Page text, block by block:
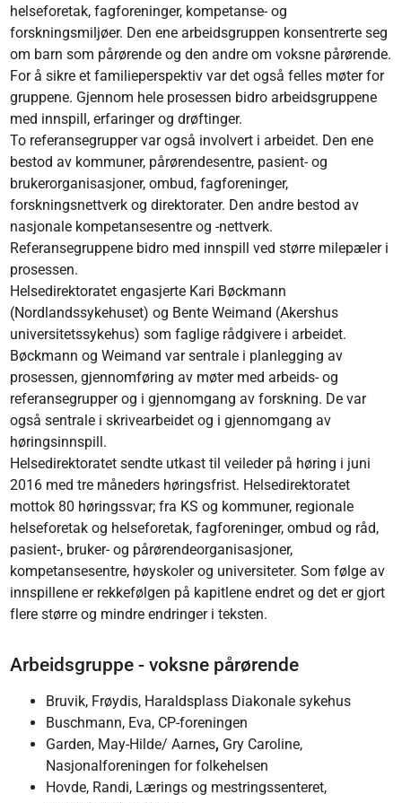
helseforetak, fagforeninger, kompetanse- og
forskningsmiljøer. Den ene arbeidsgruppen konsentrerte seg
om barn som pårørende og den andre om voksne pårørende.
For å sikre et familieperspektiv var det også felles møter for
gruppene. Gjennom hele prosessen bidro arbeidsgruppene
med innspill, erfaringer og drøftinger.
To referansegrupper var også involvert i arbeidet. Den ene
bestod av kommuner, pårørendesentre, pasient- og
brukerorganisasjoner, ombud, fagforeninger,
forskningsnettverk og direktorater. Den andre bestod av
nasjonale kompetansesentre og -nettverk.
Referansegruppene bidro med innspill ved større milepæler i
prosessen.
Helsedirektoratet engasjerte Kari Bøckmann
(Nordlandssykehuset) og Bente Weimand (Akershus
universitetssykehus) som faglige rådgivere i arbeidet.
Bøckmann og Weimand var sentrale i planlegging av
prosessen, gjennomføring av møter med arbeids- og
referansegrupper og i gjennomgang av forskning. De var
også sentrale i skrivearbeidet og i gjennomgang av
høringsinnspill.
Helsedirektoratet sendte utkast til veileder på høring i juni
2016 med tre måneders høringsfrist. Helsedirektoratet
mottok 80 høringssvar; fra KS og kommuner, regionale
helseforetak og helseforetak, fagforeninger, ombud og råd,
pasient-, bruker- og pårørendeorganisasjoner,
kompetansesentre, høyskoler og universiteter. Som følge av
innspillene er rekkefølgen på kapitlene endret og det er gjort
flere større og mindre endringer i teksten.
Arbeidsgruppe - voksne pårørende
Bruvik, Frøydis, Haraldsplass Diakonale sykehus
Buschmann, Eva, CP-foreningen
Garden, May-Hilde/ Aarnes, Gry Caroline,
Nasjonalforeningen for folkehelsen
Hovde, Randi, Lærings og mestringssenteret,